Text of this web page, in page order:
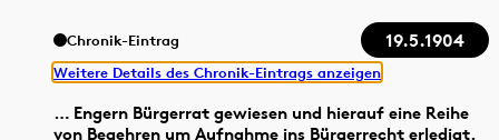
Chronik-Eintrag 19.5.1904
Weitere Details des Chronik-Eintrags anzeigen
… Engern Bürgerrat gewiesen und hierauf eine Reihe
von Begehren um Aufnahme ins Bürgerrecht erledigt.